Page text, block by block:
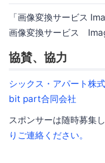
「画像変換サービス
画像変換サービス
協賛、協力
シックス・アパート株
bit part合同会社
スポンサーは随時募集
りご連絡ください。